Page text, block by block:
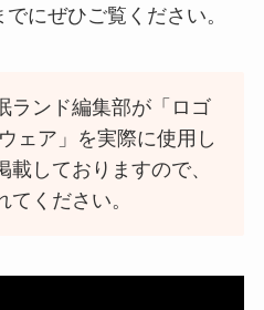
にぜひご覧ください。
ランド編集部が「ロゴ
ェア」を実際に使用し
載しておりますので、
てください。